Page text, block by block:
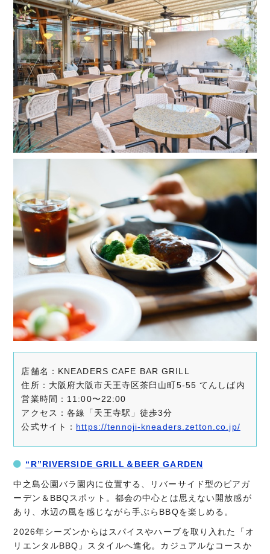
店舗名：KNEADERS CAFE BAR GRILL
住所：大阪府大阪市天王寺区茶臼山町5-55 てんしば内
営業時間：11:00〜22:00
アクセス：各線「天王寺駅」徒歩3分
公式サイト： https://tennoji-kneaders.zetton.co.jp/
“R”RIVERSIDE GRILL＆BEER GARDEN
中之島公園バラ園内に位置する、リバーサイド型のビアガ
ーデン＆BBQスポット。都会の中心とは思えない開放感が
あり、水辺の風を感じながら手ぶらBBQを楽しめる。
2026年シーズンからはスパイスやハーブを取り入れた「オ
リエンタルBBQ」スタイルへ進化。カジュアルなコースか